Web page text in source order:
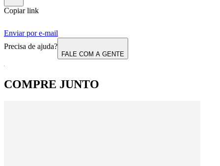
Copiar link
Enviar por e-mail
Precisa de ajuda?
FALE COM A GENTE
COMPRE JUNTO